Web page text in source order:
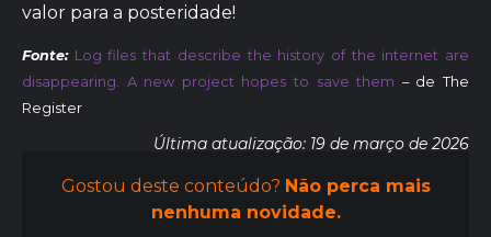
valor para a posteridade!
Fonte: Log files that describe the history of the internet are
disappearing. A new project hopes to save them – de The
Register
Última atualização: 19 de março de 2026
Gostou deste conteúdo? Não perca mais
nenhuma novidade.